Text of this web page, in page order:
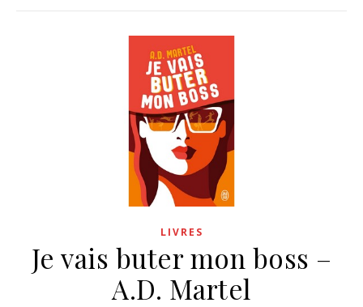
LIVRES
Je vais buter mon boss –
A.D. Martel